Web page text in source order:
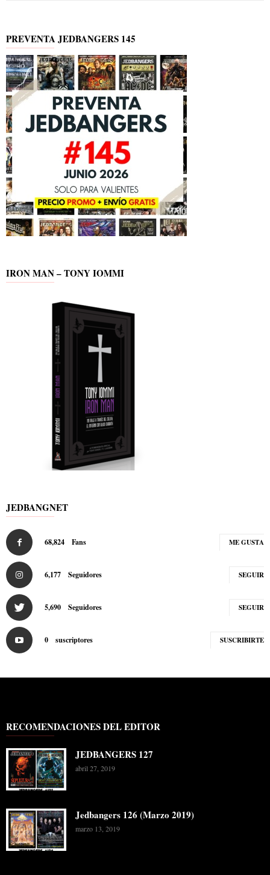
PREVENTA JEDBANGERS 145
IRON MAN – TONY IOMMI
JEDBANGNET
68,824 Fans ME GUSTA
6,177 Seguidores SEGUIR
5,690 Seguidores SEGUIR
0 suscriptores SUSCRIBIRTE
RECOMENDACIONES DEL EDITOR
JEDBANGERS 127
abril 27, 2019
Jedbangers 126 (Marzo 2019)
marzo 13, 2019